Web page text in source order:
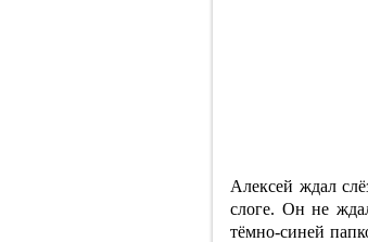
Алексей ждал
слоге. Он не
тёмно-синей